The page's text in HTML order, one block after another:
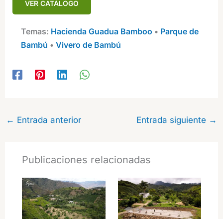
VER CATÁLOGO
Temas: Hacienda Guadua Bamboo • Parque de
Bambú • Vivero de Bambú
← Entrada anterior Entrada siguiente →
Publicaciones relacionadas